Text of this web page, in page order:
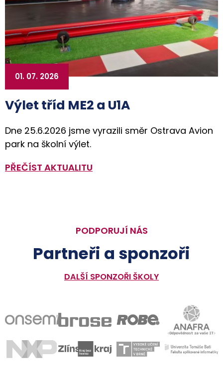
Výlet tříd ME2 a U1A
01. 07. 2026
Dne 25.6.2026 jsme vyrazili směr Ostrava Avion
park na školní výlet.
PŘEČÍST AKTUALITU
PODPORUJÍ NÁS
Partneři a sponzoři
DALŠÍ SPONZOŘI ŠKOLY